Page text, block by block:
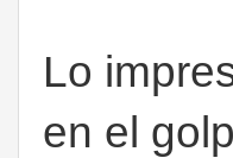
Lo
en el